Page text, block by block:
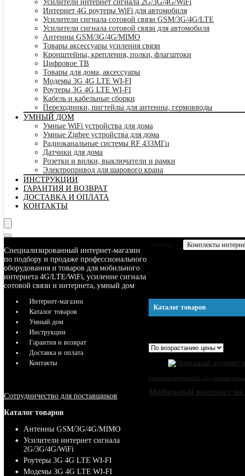
Усилители интернет сигнала 2G/3G/4G/WiFi
Интернет 4G роутеры WiFi для автомобиля
Усилители сигнала сотовой связи GSM/3G/4G/LTE
Усилители сигнала сотовой связи для автомобиля
Антенны GSM/3G/4G/MIMO
Товары аксессуары усиления связи
Кронштейны, крепления, полки, флагштоки
Цифровое ТВ
Товары для дома, аксессуары
Модемы 3G 4G LTE WI-FI
Роутеры 3G 4G LTE WI-FI
Кабель и кабельные сборки
Переходники, пигтейлы для антенны, гермовводы
УМНЫЙ ДОМ
Умные WiFi устройства для дома
Умные Zigbee устройства для дома
Радиоканальные системы RF 433МГц
Датчики для дома
Розетки и вилки, выключатели и рамки
Электропривод для шарового крана
ИНСТРУКЦИИ
ГАРАНТИЯ И ВОЗВРАТ
ДОСТАВКА И ОПЛАТА
КОНТАКТЫ
Комплекты
Каталог товаров
Комплекты интернета 4G, 3G, усиление
Мобильный интернет
Специализированный интернет-магазин
по подбору и продаже профессионального
оборудования и товаров для мобильного
интернета 4G/LTE/WiFi, усиление сигнала
сотовой связи и интернета, умный дом
Интернет-магазин
Каталог товаров
Умный дом
Инструкции
Гарантия и возврат
Доставка и оплата
Контакты
Сотрудничество для поставщиков
Каталог товаров
Антенны GSM/3G/4G/MIMO
Усилители интернет сигнала
2G/3G/4G/WiFi
Роутеры 3G 4G LTE WI-FI
Модемы 3G 4G LTE WI-FI